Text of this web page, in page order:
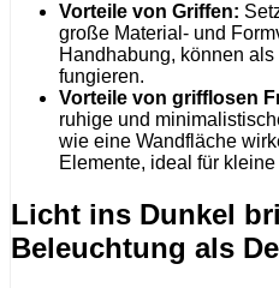
Vorteile von Griffen:
große Material- und
Handhabung, können
fungieren.
Vorteile von grifflosen
ruhige und
wie eine Wandfläche
Elemente, ideal für
Licht ins Dunkel
Beleuchtung als